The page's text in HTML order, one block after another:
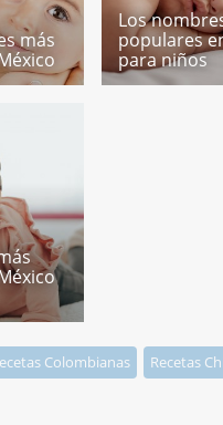
más
Los
populares
para niños
Colombianas
Recetas